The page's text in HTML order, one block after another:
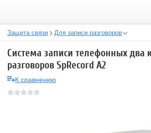
Защита связи Для записи разговоров
Система записи телефонных два
разговоров SpRecord A2
К сравнению